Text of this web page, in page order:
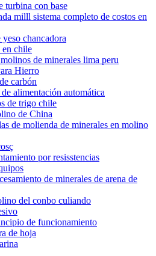
turbina con base
milll sistema completo de costos en
chancadora
en chile
de minerales lima peru
Hierro
carbón
alimentación automática
de trigo chile
de China
de molienda de minerales en molino
por resisstencias
de minerales de arena de
del conbo culiando
de funcionamiento
de hoja